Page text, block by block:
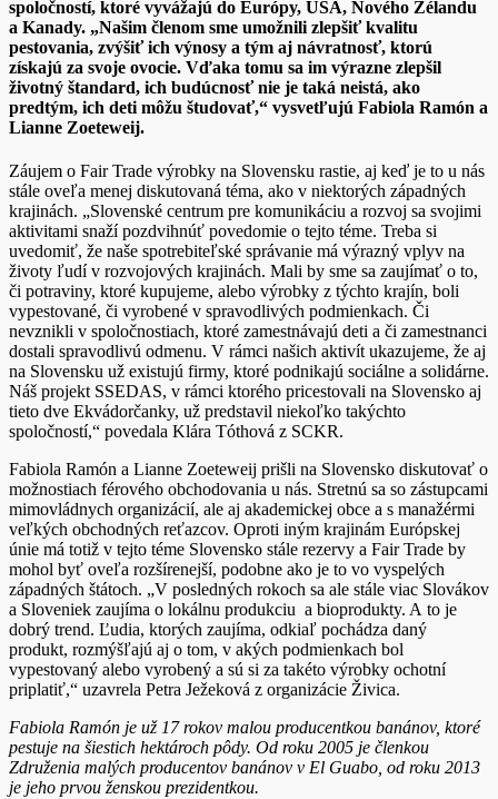
spoločností, ktoré vyvážajú do Európy, USA, Nového Zélandu
a Kanady. „Našim členom sme umožnili zlepšiť kvalitu
pestovania, zvýšiť ich výnosy a tým aj návratnosť, ktorú
získajú za svoje ovocie. Vďaka tomu sa im výrazne zlepšil
životný štandard, ich budúcnosť nie je taká neistá, ako
predtým, ich deti môžu študovať,“ vysvetľujú Fabiola Ramón a
Lianne Zoeteweij.
Záujem o Fair Trade výrobky na Slovensku rastie, aj keď je to u nás
stále oveľa menej diskutovaná téma, ako v niektorých západných
krajinách. „Slovenské centrum pre komunikáciu a rozvoj sa svojimi
aktivitami snaží pozdvihnúť povedomie o tejto téme. Treba si
uvedomiť, že naše spotrebiteľské správanie má výrazný vplyv na
životy ľudí v rozvojových krajinách. Mali by sme sa zaujímať o to,
či potraviny, ktoré kupujeme, alebo výrobky z týchto krajín, boli
vypestované, či vyrobené v spravodlivých podmienkach. Či
nevznikli v spoločnostiach, ktoré zamestnávajú deti a či zamestnanci
dostali spravodlivú odmenu. V rámci našich aktivít ukazujeme, že aj
na Slovensku už existujú firmy, ktoré podnikajú sociálne a solidárne.
Náš projekt SSEDAS, v rámci ktorého pricestovali na Slovensko aj
tieto dve Ekvádorčanky, už predstavil niekoľko takýchto
spoločností,“ povedala Klára Tóthová z SCKR.
Fabiola Ramón a Lianne Zoeteweij prišli na Slovensko diskutovať o
možnostiach férového obchodovania u nás. Stretnú sa so zástupcami
mimovládnych organizácií, ale aj akademickej obce a s manažérmi
veľkých obchodných reťazcov. Oproti iným krajinám Európskej
únie má totiž v tejto téme Slovensko stále rezervy a Fair Trade by
mohol byť oveľa rozšírenejší, podobne ako je to vo vyspelých
západných štátoch. „V posledných rokoch sa ale stále viac Slovákov
a Sloveniek zaujíma o lokálnu produkciu a bioprodukty. A to je
dobrý trend. Ľudia, ktorých zaujíma, odkiaľ pochádza daný
produkt, rozmýšľajú aj o tom, v akých podmienkach bol
vypestovaný alebo vyrobený a sú si za takéto výrobky ochotní
priplatiť,“ uzavrela Petra Ježeková z organizácie Živica.
Fabiola Ramón je už 17 rokov malou producentkou banánov, ktoré
pestuje na šiestich hektároch pôdy. Od roku 2005 je členkou
Združenia malých producentov banánov v El Guabo, od roku 2013
je jeho prvou ženskou prezidentkou.